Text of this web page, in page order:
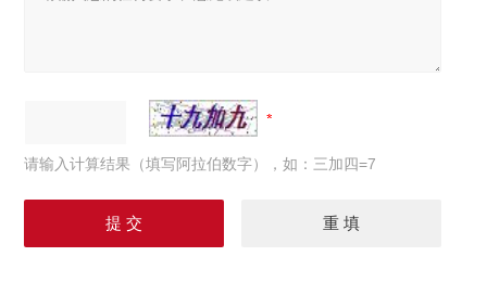
请输入计算结果（填写阿拉伯数字），如：三加四=7